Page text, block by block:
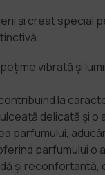
și creat
vibrată și
la
delicată și
parfumului,
parfumului o
și